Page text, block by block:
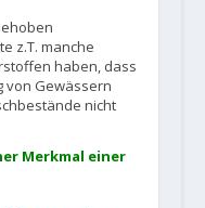
z.T. manche
haben, dass
von Gewässern
nicht
Merkmal einer